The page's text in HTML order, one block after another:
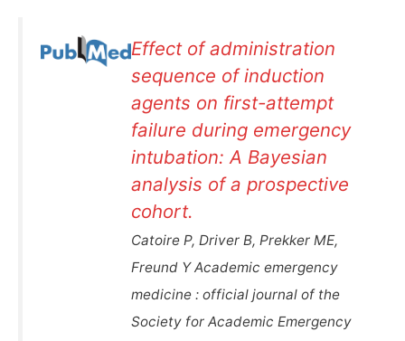
Effect of administration
sequence of induction
agents on first-attempt
failure during emergency
intubation: A Bayesian
analysis of a prospective
cohort.
Catoire P, Driver B, Prekker ME,
Freund Y Academic emergency
medicine : official journal of the
Society for Academic Emergency